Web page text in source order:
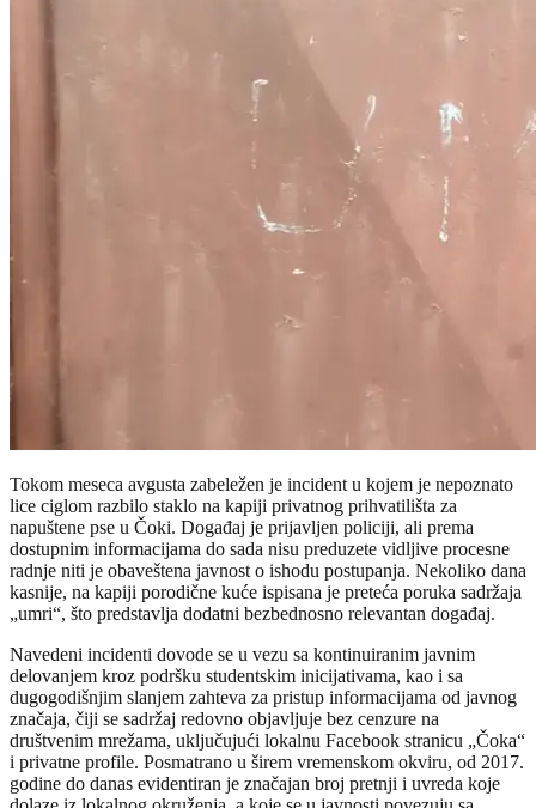
Tokom meseca avgusta zabeležen je incident u kojem je nepoznato
lice ciglom razbilo staklo na kapiji privatnog prihvatilišta za
napuštene pse u Čoki. Događaj je prijavljen policiji, ali prema
dostupnim informacijama do sada nisu preduzete vidljive procesne
radnje niti je obaveštena javnost o ishodu postupanja. Nekoliko dana
kasnije, na kapiji porodične kuće ispisana je preteća poruka sadržaja
„umri“, što predstavlja dodatni bezbednosno relevantan događaj.
Navedeni incidenti dovode se u vezu sa kontinuiranim javnim
delovanjem kroz podršku studentskim inicijativama, kao i sa
dugogodišnjim slanjem zahteva za pristup informacijama od javnog
značaja, čiji se sadržaj redovno objavljuje bez cenzure na
društvenim mrežama, uključujući lokalnu Facebook stranicu „Čoka“
i privatne profile. Posmatrano u širem vremenskom okviru, od 2017.
godine do danas evidentiran je značajan broj pretnji i uvreda koje